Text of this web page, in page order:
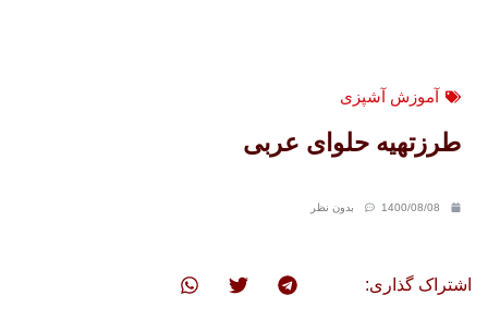
آموزش آشپزی
طرزتهیه حلوای عربی
1400/08/08 بدون نظر
اشتراک گذاری: